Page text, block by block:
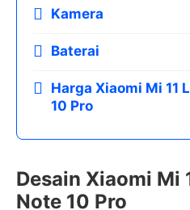
Kamera
Baterai
Harga Xiaomi Mi 11
10 Pro
Desain Xiaomi Mi
Note 10 Pro